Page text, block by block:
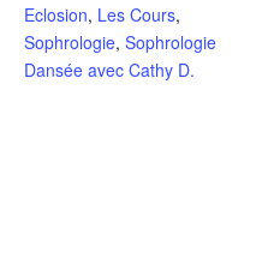
Eclosion, Les Cours,
Sophrologie, Sophrologie
Dansée avec Cathy D.